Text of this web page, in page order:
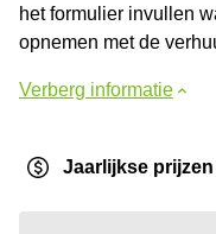
het formulier invullen
opnemen met de
Verberg informatie
Jaarlijkse